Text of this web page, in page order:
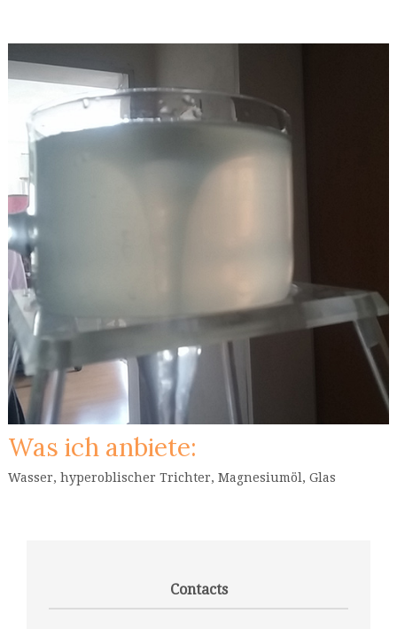
Was ich anbiete:
Wasser, hyperoblischer Trichter, Magnesiumöl, Glas
Contacts